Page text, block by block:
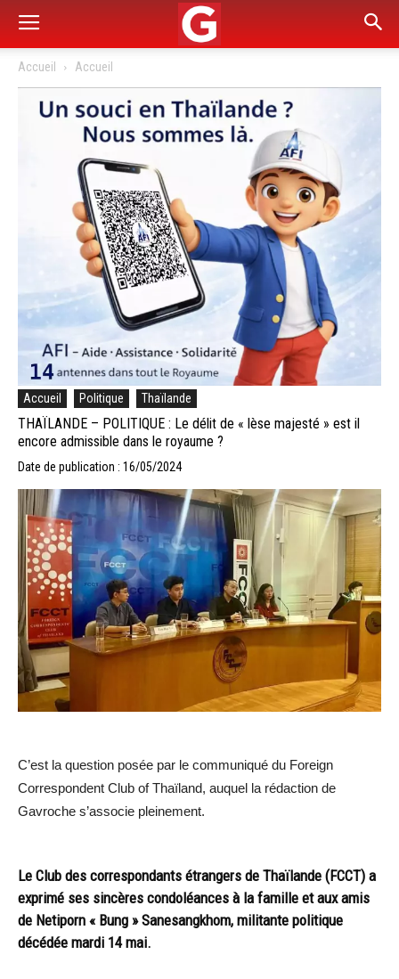
Accueil Accueil
Accueil Politique Thaïlande
THAÏLANDE – POLITIQUE : Le délit de « lèse majesté » est il
encore admissible dans le royaume ?
Date de publication : 16/05/2024
C’est la question posée par le communiqué du Foreign
Correspondent Club of Thaïland, auquel la rédaction de
Gavroche s’associe pleinement.
Le Club des correspondants étrangers de Thaïlande (FCCT) a
exprimé ses sincères condoléances à la famille et aux amis
de Netiporn « Bung » Sanesangkhom, militante politique
décédée mardi 14 mai.